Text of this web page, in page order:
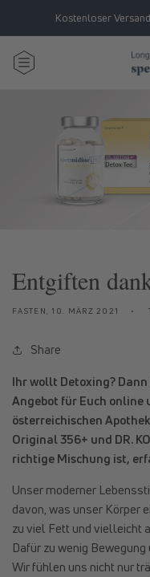
Inhalt
Kostenloser
Entgiften
FASTEN, 10. MÄRZ 2021
Share
Ihr wollt Detoxing?
Angebot für Euch online
österreichischen
Original 356+ und DR.
richtige Mischung ist,
Unser moderner
davon, was unser Körper
zu viel Fett und vielleicht
Dafür zu wenig
Wir fühlen uns nicht nur